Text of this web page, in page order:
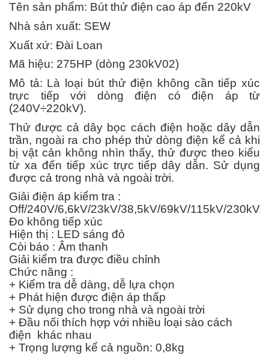
Tên sản phẩm: Bút thử điện cao áp đến 220kV
Nhà sản xuất: SEW
Xuất xứ: Đài Loan
Mã hiệu: 275HP (dòng 230kV02)
Mô tả: Là loại bút thử điện không cần tiếp xúc
trực tiếp với dòng điện có điện áp từ
(240V÷220kV).
Thử được cả dây bọc cách điện hoặc dây dẫn
trần, ngoài ra cho phép thử dòng điện kể cả khi
bị vật cản không nhìn thấy, thử được theo kiểu
từ xa đến tiếp xúc trực tiếp dây dẫn. Sử dụng
được cả trong nhà và ngoài trời.
Giải điện áp kiểm tra :
Off/240V/6,6kV/23kV/38,5kV/69kV/115kV/230kV.
Đo không tiếp xúc
Hiện thị : LED sáng đỏ
Còi báo : Âm thanh
Giải kiểm tra được điều chỉnh
Chức năng :
+ Kiểm tra dễ dàng, dễ lựa chọn
+ Phát hiện được điện áp thấp
+ Sử dụng cho trong nhà và ngoài trời
+ Đầu nối thích hợp với nhiều loại sào cách
điện khác nhau
+ Trọng lượng kể cả nguồn: 0,8kg